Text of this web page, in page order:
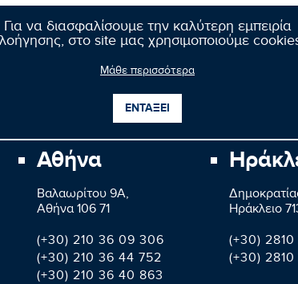
Για να διασφαλίσουμε την καλύτερη εμπειρία
στο site μας χρησιμοποιούμε
Μάθε περισσότερα
ΕΝΤΑΞΕΙ
Αθήνα
Βαλαωρίτου 9A,
Aθήνα 106 71
(+30) 210 36 09 306
(+30) 210 36 44 752
(+30) 210 36 40 863
Ηράκλειο
(+30)
(+30) 2810